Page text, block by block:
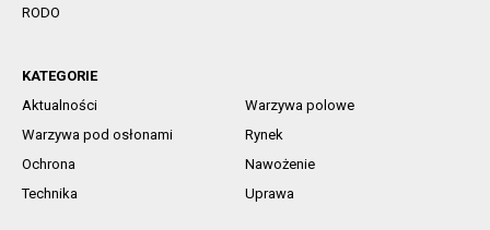
RODO
KATEGORIE
Aktualności
Warzywa polowe
Warzywa pod osłonami
Rynek
Ochrona
Nawożenie
Technika
Uprawa